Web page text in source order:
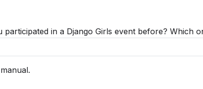
in a Django Girls event before? Which